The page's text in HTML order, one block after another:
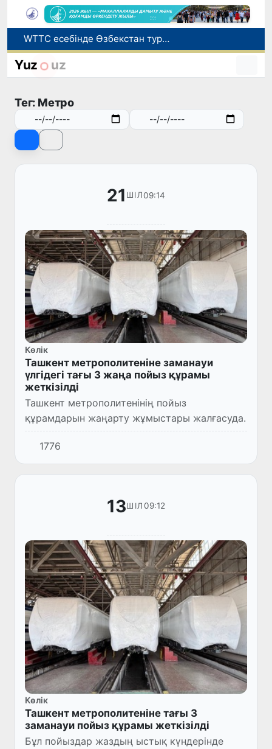
WTTC есебінде Өзбекстан туризмнің өсу қарқыны бойынша Орталық Азияда бірінші орынға шықты
Мүмкіндігі шектеулі талапкерлерге қабылдау емтихандарында қосымша уақыт беріледі
Беларусьтен Өзбекстанға екінші тікелей жүк пойызы жөнелтілді
Yuz uz
Тег: Метро
21 ШІЛ09:14
Көлік
Ташкент метрополитеніне заманауи
үлгідегі тағы 3 жаңа пойыз құрамы
жеткізілді
Ташкент метрополитенінің пойыз
құрамдарын жаңарту жұмыстары жалғасуда.
1776
13ШІЛ 09:12
Көлік
Ташкент метрополитеніне тағы 3
заманауи пойыз құрамы жеткізілді
Бұл пойыздар жаздың ыстық күндерінде